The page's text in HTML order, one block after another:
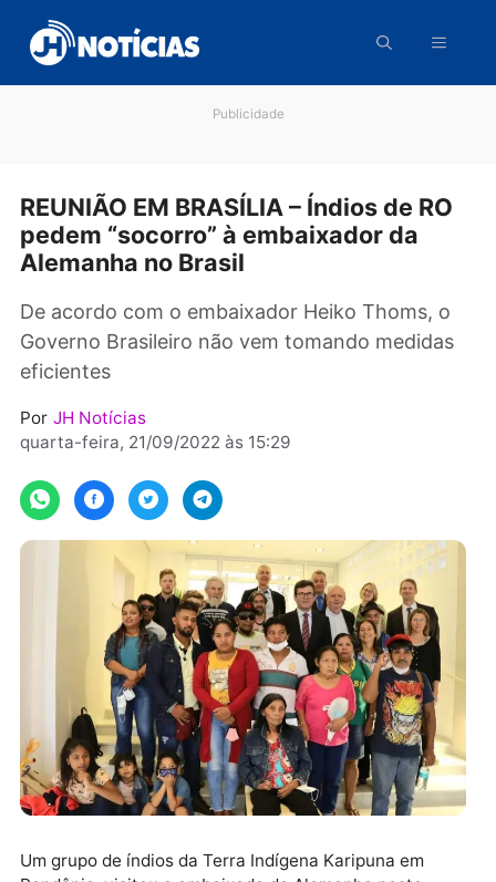
para
conteúdo
REUNIÃO EM BRASÍLIA – Índios de
pedem “socorro” à embaixador da
De acordo com o embaixador Heiko Thoms,
Governo Brasileiro não vem tomando
eficientes
quarta-feira, 21/09/2022 às 15:29